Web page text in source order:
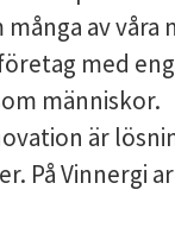
av
med
människor.
är
På Vinnergi